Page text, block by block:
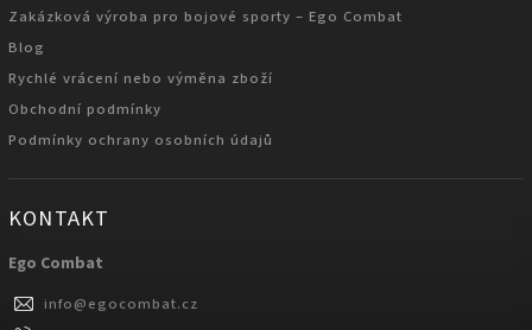
Zakázková výroba pro bojové sporty – Ego Combat
Blog
Rychlé vrácení nebo výměna zboží
Obchodní podmínky
Podmínky ochrany osobních údajů
KONTAKT
Ego Combat
info@egocombat.cz